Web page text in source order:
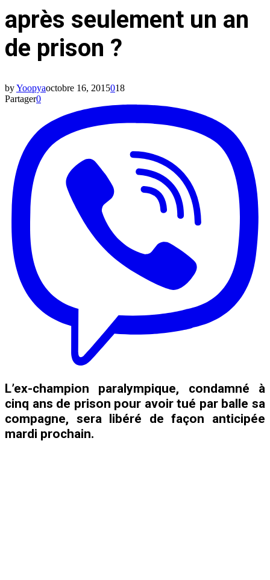
après seulement un an
de prison ?
byYoopyaoctobre 16, 2015018
Partager0
L’ex-champion paralympique, condamné à
cinq ans de prison pour avoir tué par balle sa
compagne, sera libéré de façon anticipée
mardi prochain.